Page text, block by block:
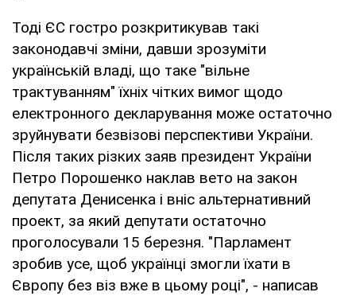
Тоді ЄС гостро розкритикував такі
законодавчі зміни, давши зрозуміти
українській владі, що таке "вільне
трактуванням" їхніх чітких вимог щодо
електронного декларування може остаточно
зруйнувати безвізові перспективи України.
Після таких різких заяв президент України
Петро Порошенко наклав вето на закон
депутата Денисенка і вніс альтернативний
проект, за який депутати остаточно
проголосували 15 березня. "Парламент
зробив усе, щоб українці змогли їхати в
Європу без віз вже в цьому році", - написав